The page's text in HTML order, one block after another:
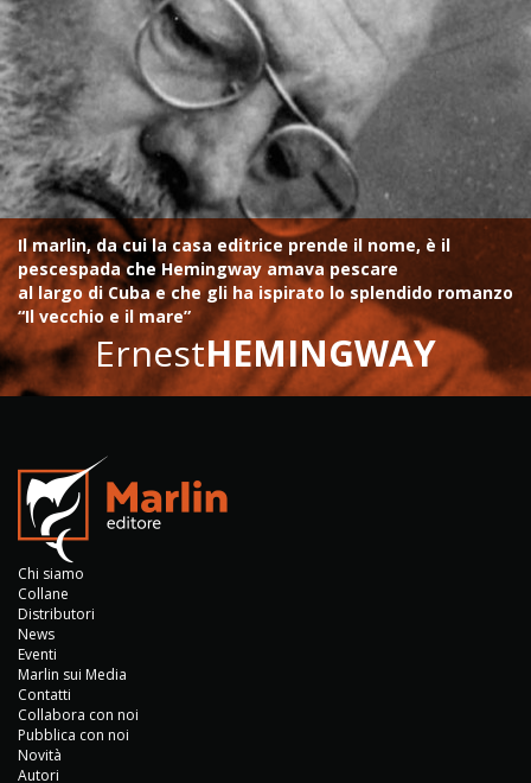
Il marlin, da cui la casa editrice prende il nome, è il
pescespada che Hemingway amava pescare
al largo di Cuba e che gli ha ispirato lo splendido romanzo
“Il vecchio e il mare”
ErnestHEMINGWAY
Chi siamo
Collane
Distributori
News
Eventi
Marlin sui Media
Contatti
Collabora con noi
Pubblica con noi
Novità
Autori